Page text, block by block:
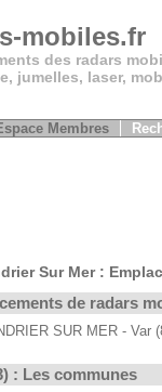
mobiles.fr
des radars
jumelles, laser,
Membres
Sur Mer :
de radars
SUR MER - Var
: Les communes